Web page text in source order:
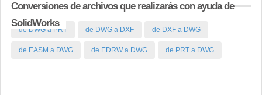
Conversiones de archivos que realizarás con ayuda de
SolidWorks
de DWG a PRT de DWG a DXF de DXF a DWG
de EASM a DWG de EDRW a DWG de PRT a DWG